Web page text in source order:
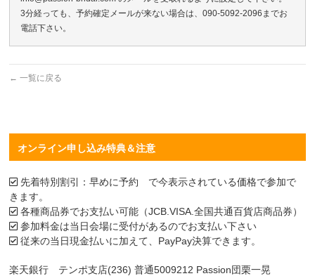
3分経っても、予約確定メールが来ない場合は、090-5092-2096までお
電話下さい。
← 一覧に戻る
オンライン申し込み特典＆注意
先着特別割引：早めに予約 で今表示されている価格で参加で
きます。
各種商品券でお支払い可能（JCB.VISA.全国共通百貨店商品券）
参加料金は当日会場に受付があるのでお支払い下さい
従来の当日現金払いに加えて、PayPay決算できます。
楽天銀行 テンポ支店(236) 普通5009212 Passion団栗一晃